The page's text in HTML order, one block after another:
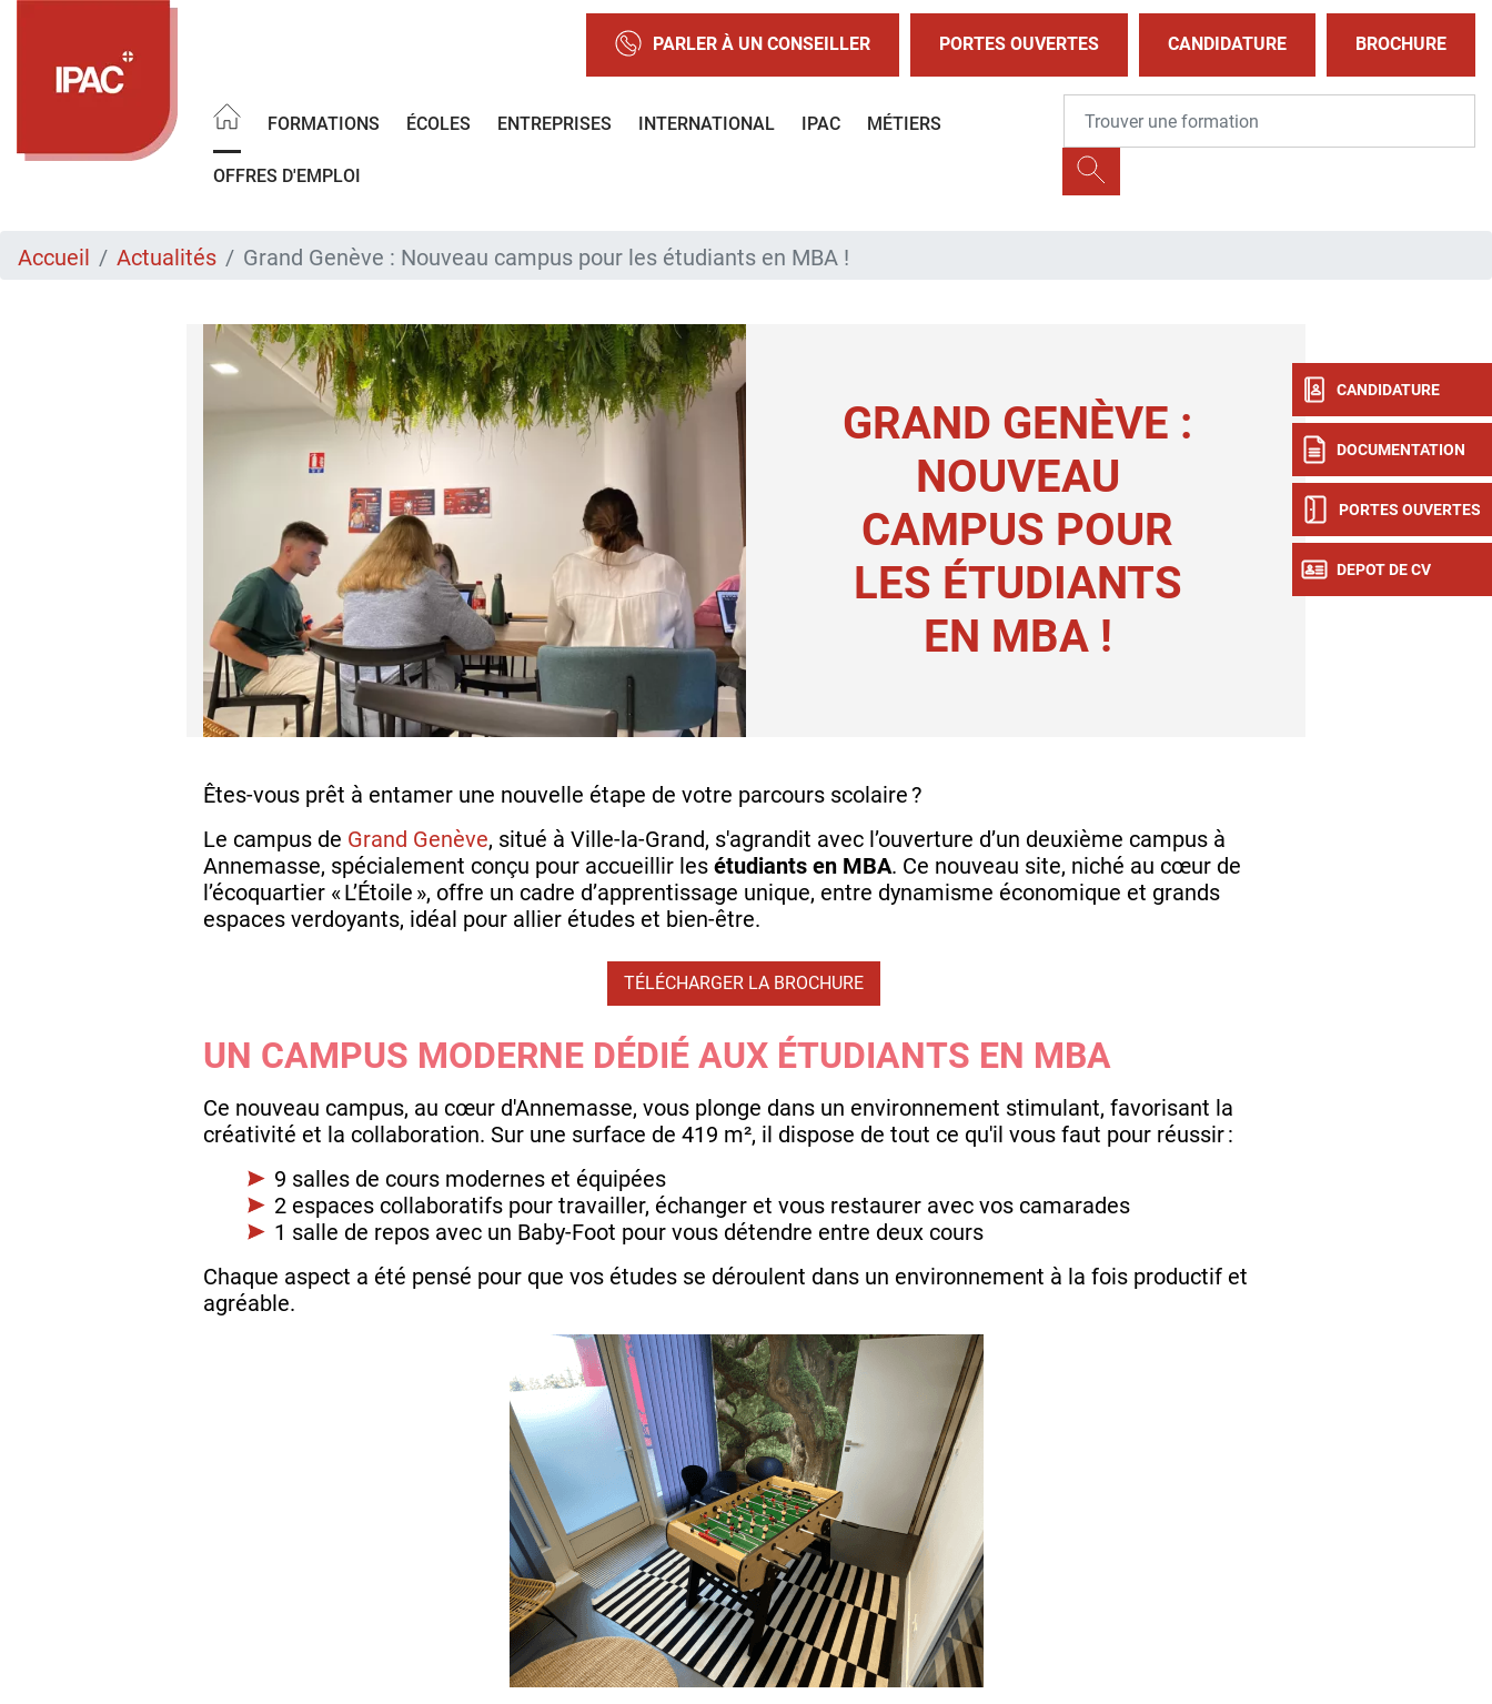
PARLER À UN CONSEILLER PORTES OUVERTES CANDIDATURE BROCHURE
FORMATIONS ÉCOLES ENTREPRISES INTERNATIONAL IPAC MÉTIERS
OFFRES D'EMPLOI
CANDIDATURE
DOCUMENTATION
PORTES OUVERTES
DEPOT DE CV
Accueil Actualités Grand Genève : Nouveau campus pour les étudiants en MBA !
GRAND GENÈVE :
NOUVEAU
CAMPUS POUR
LES ÉTUDIANTS
EN MBA !
Êtes-vous prêt à entamer une nouvelle étape de votre parcours scolaire ?
Le campus de Grand Genève, situé à Ville-la-Grand, s'agrandit avec l’ouverture d’un deuxième campus à
Annemasse, spécialement conçu pour accueillir les étudiants en MBA. Ce nouveau site, niché au cœur de
l’écoquartier « L’Étoile », offre un cadre d’apprentissage unique, entre dynamisme économique et grands
espaces verdoyants, idéal pour allier études et bien-être.
TÉLÉCHARGER LA BROCHURE
UN CAMPUS MODERNE DÉDIÉ AUX ÉTUDIANTS EN MBA
Ce nouveau campus, au cœur d'Annemasse, vous plonge dans un environnement stimulant, favorisant la
créativité et la collaboration. Sur une surface de 419 m², il dispose de tout ce qu'il vous faut pour réussir :
9 salles de cours modernes et équipées
2 espaces collaboratifs pour travailler, échanger et vous restaurer avec vos camarades
1 salle de repos avec un Baby-Foot pour vous détendre entre deux cours
Chaque aspect a été pensé pour que vos études se déroulent dans un environnement à la fois productif et
agréable.